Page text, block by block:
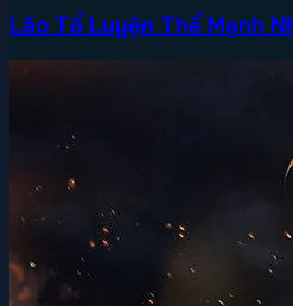
Lão Tổ Luyện Thể Mạnh